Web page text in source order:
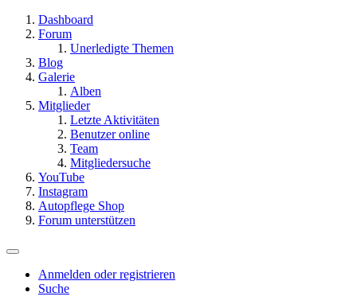
Dashboard
Forum
Unerledigte Themen
Blog
Galerie
Alben
Mitglieder
Letzte Aktivitäten
Benutzer online
Team
Mitgliedersuche
YouTube
Instagram
Autopflege Shop
Forum unterstützen
Anmelden oder registrieren
Suche